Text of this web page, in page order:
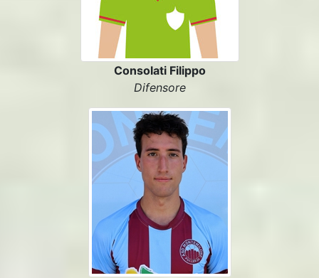
Consolati Filippo
Difensore